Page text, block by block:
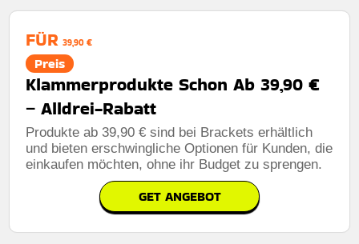
FÜR 39,90 €
Preis
Klammerprodukte Schon Ab 39,90 €
– Alldrei-Rabatt
Produkte ab 39,90 € sind bei Brackets erhältlich
und bieten erschwingliche Optionen für Kunden, die
einkaufen möchten, ohne ihr Budget zu sprengen.
GET ANGEBOT